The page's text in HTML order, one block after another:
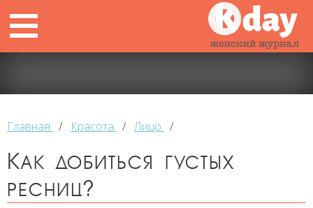
Главная / Красота /Лицо /
Как добиться густых
ресниц?